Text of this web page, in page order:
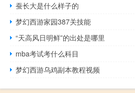
蚕长大是什么样子的
梦幻西游家园387关技能
“天高风日明鲜”的出处是哪里
mba考试考什么科目
梦幻西游乌鸡副本教程视频